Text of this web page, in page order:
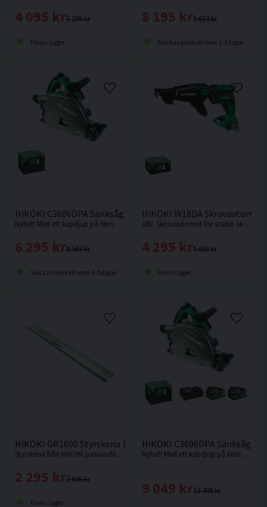
5 109 kr
4 095 kr
Finns i Lager
9 613 kr
8 195 kr
Skickas normalt inom 1-3 dagar
HiKOKI C3606DPA Sänksåg 36V 165mm
Nyhet! Med ett kapdjup på 66mm med skena vid 90° är denna sänksåg från HiKOKI Powertools väl värd en plats i maskinparken. Levereras utan batteri & laddare.
8 563 kr
6 295 kr
Skickas normalt inom 1-3 dagar
HiKOKI W18DA Skruvautomat
18V. Skruvautomat för snabb serieskruvning. Levereras utan batteri & laddare.
5 600 kr
4 295 kr
Finns i lager
HiKOKI GR1600 Styrskena 1600mm
Styrskena från HiKOKI passande cirkelsågarna C1806DUM & C3606DUM. Samt sänksågen C3606DPA.
2 649 kr
2 295 kr
Finns i lager
HiKOKI C3606DPA Sänksåg
Nyhet! Med ett kapdjup på 66mm med skena vid 90° är denna sänksåg från HiKOKI Powertools väl värd en plats i maskinparken.
12 488 kr
9 049 kr